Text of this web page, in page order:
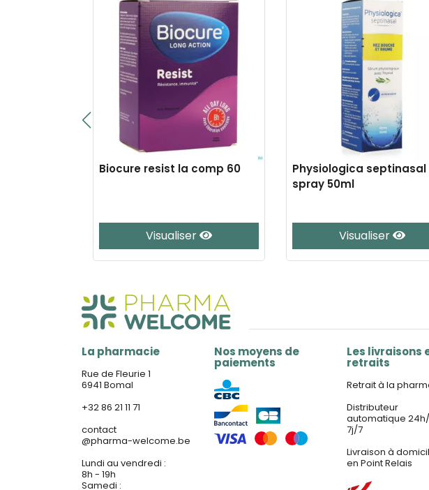
Biocure resist la comp 60
Visualiser
Physiologica septinasal
spray 50ml
Visualiser
La pharmacie
Rue de Fleurie 1
6941 Bomal
+32 86 21 11 71
contact
@pharma-welcome.be
Lundi au vendredi :
8h - 19h
Samedi :
Nos moyens de
paiements
Les livraisons
retraits
Retrait à la
Distributeur
automatique
7j/7
Livraison à
en Point Relais